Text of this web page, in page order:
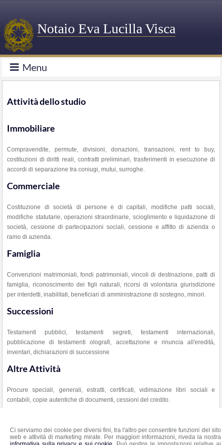
Ci serviamo dei cookie per diversi fini, tra l'altro per consentire funzioni del sito
web e attività di marketing mirate. Per maggiori informazioni, riveda la nostra
Notaio Eva Lucilla Visca
Menu
Attività dello studio
Immobiliare
Compravendite, permute, divisioni, donazioni, transazioni, rent to buy,
costituzioni di diritti reali, contratti preliminari, trasferimenti in esecuzione di
accordi di separazione tra coniugi, mutui, surroghe.
Commerciale
Costituzione di società di persone e di capitali, modifiche patti sociali,
modifiche statutarie, operazioni straordinarie, scioglimento e liquidazione di
società, cessione di partecipazioni sociali, cessione e affitto di azienda o
ramo di azienda.
Famiglia
Convenzioni matrimoniali, fondi patrimoniali, vincoli di destinazione, patti di
famiglia, riconoscimento dei figli naturali, ricorsi di volontaria giurisdizione
per interdetti, inabilitati, beneficiari di amministrazione di sostegno, minori.
Successioni
Testamenti pubblici, testamenti segreti, testamenti internazionali,
pubblicazione di testamenti olografi, accettazione e rinuncia all'eredità,
inventari, dichiarazioni di successione
Altre Attività
Procure speciali, generali, estratti, certificati, vidimazione libri sociali e
contabili, copie autentiche di documenti, cessioni del credito.
Eva Lucilla Visca